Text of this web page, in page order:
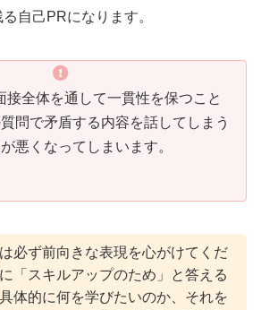
自己PRになります。
接全体を通して一貫性を保つこと
問で矛盾する内容を話してしまう
悪くなってしまいます。
必ず前向きな表現を心がけてくだ
「スキルアップのため」と答える
体的に何を学びたいのか、それを